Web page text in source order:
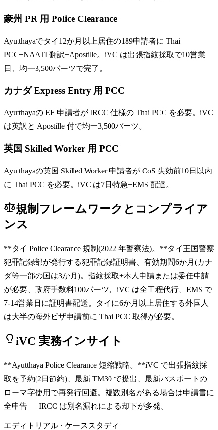
豪州 PR 用 Police Clearance
Ayutthayaでタイ12か月以上居住の189申請者に Thai
PCC+NAATI 翻訳+Apostille。iVC は出張指紋採取で10営業
日、均一3,500バーツで完了。
カナダ Express Entry 用 PCC
Ayutthayaの EE 申請者が IRCC 仕様の Thai PCC を必要。iVC
は英訳と Apostille 付で均一3,500バーツ。
英国 Skilled Worker 用 PCC
Ayutthayaの英国 Skilled Worker 申請者が CoS 失効前10日以内
に Thai PCC を必要。iVC は7日特急+EMS 配達。
規制フレームワークとコンプライア
ンス
**タイ Police Clearance 規制(2022 年警察法)。**タイ王国警察
犯罪記録部が発行する犯罪記録証明書、有効期間6か月(カナ
ダ等一部の国は3か月)。指紋採取+本人申請または委任申請
が必要、政府手数料100バーツ。iVC は全工程代行、EMS で
7-14営業日に証明書配送。タイに6か月以上居住する外国人
は大半の海外ビザ申請前に Thai PCC 取得が必要。
iVC 実務インサイト
**Ayutthaya Police Clearance 短縮戦略。**iVC で出張指紋採
取を予約(2日節約)、最新 TM30 で提出、最新パスポートの
ローマ字使用で再発行回避。複数別名がある場合は申請書に
全申告 — IRCC は別名漏れによる却下が多発。
エディトリアル · ケーススタディ